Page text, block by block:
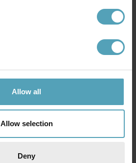
Allow all
Allow selection
Deny
Ribble Ø35 vägglampa
843 kr